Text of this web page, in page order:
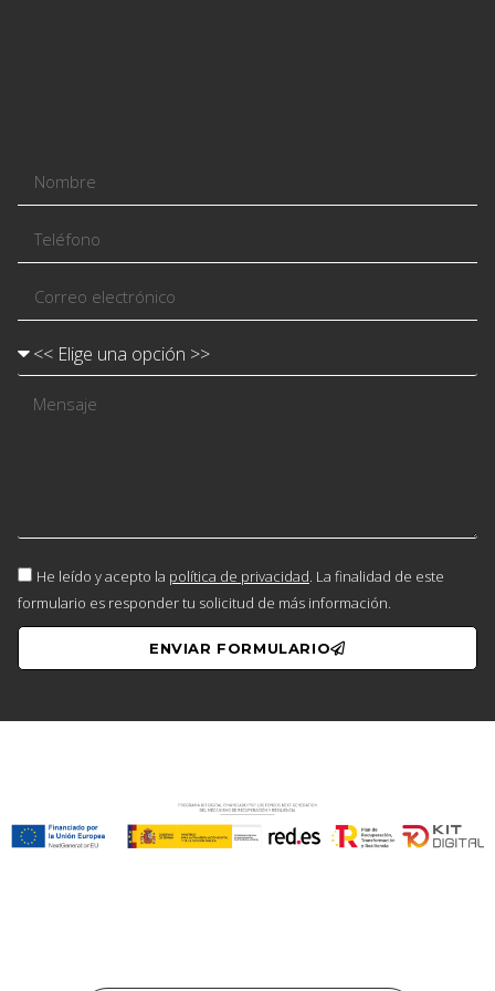
He leído y acepto la política de privacidad. La finalidad de este
formulario es responder tu solicitud de más información.
ENVIAR FORMULARIO